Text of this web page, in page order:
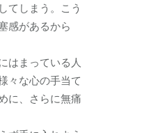
てしまう。こう
感があるから
はまっている人
々な心の手当て
に、さらに無痛